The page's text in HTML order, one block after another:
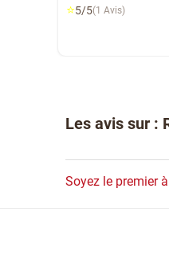
⭐5/5(1 Avis)
Les avis sur :
Soyez le premier